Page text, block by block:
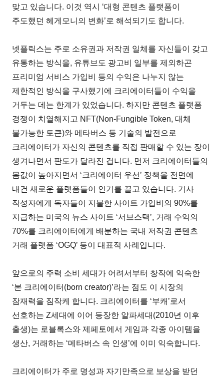
맞고 있습니다. 이것 역시 ‘대형 콘텐츠 플랫폼이
주도했던 헤게모니의 변화’로 해석되기도 합니다.
넷플릭스는 주로 소유권과 저작권 일체를 자신들이 갖고
유통하는 방식을, 유튜브도 광고비 일부를 제외하곤
프리미엄 서비스 가입비 등의 수익은 나누지 않는
제한적인 방식을 구사했기에 크리에이터들이 수익을
거두는 데는 한계가 있었습니다. 하지만 콘텐츠 플랫폼
경쟁이 치열해지고 NFT(Non-Fungible Token, 대체
불가능한 토큰)와 메타버스 등 기술의 발전으로
크리에이터가 자신의 콘텐츠를 직접 판매할 수 있는 장이
생겨나면서 판도가 달라진 겁니다. 먼저 크리에이터들의
몸값이 높아지면서 ‘크리에이터 우선’ 정책을 전면에
내건 새로운 플랫폼들이 인기를 끌고 있습니다. 기사
작성자에게 독자들이 지불한 사이트 가입비의 90%를
지급하는 미국의 뉴스 사이트 ‘서브스택’, 거래 수익의
70%를 크리에이터에게 배분하는 국내 저작권 콘텐츠
거래 플랫폼 ‘OGQ’ 등이 대표적 사례입니다.
앞으로의 주력 소비 세대가 어려서부터 창작에 익숙한
‘본 크리에이터(born creator)’라는 점도 이 시장의
잠재력을 짐작케 합니다. 크리에이터를 ‘부캐’로서
선호하는 Z세대에 이어 등장한 알파세대(2010년 이후
출생)는 로블록스와 제페토에서 게임과 각종 아이템을
생산, 거래하는 ‘메타버스 속 인생’에 이미 익숙합니다.
크리에이터가 주로 명성과 자기만족으로 보상을 받던